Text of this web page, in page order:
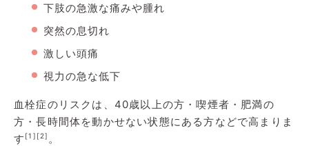
下肢の急激な痛みや腫れ
突然の息切れ
激しい頭痛
視力の急な低下
血栓症のリスクは、40歳以上の方・喫煙者・肥満の
方・長時間体を動かせない状態にある方などで高まりま
す [1] [2] 。